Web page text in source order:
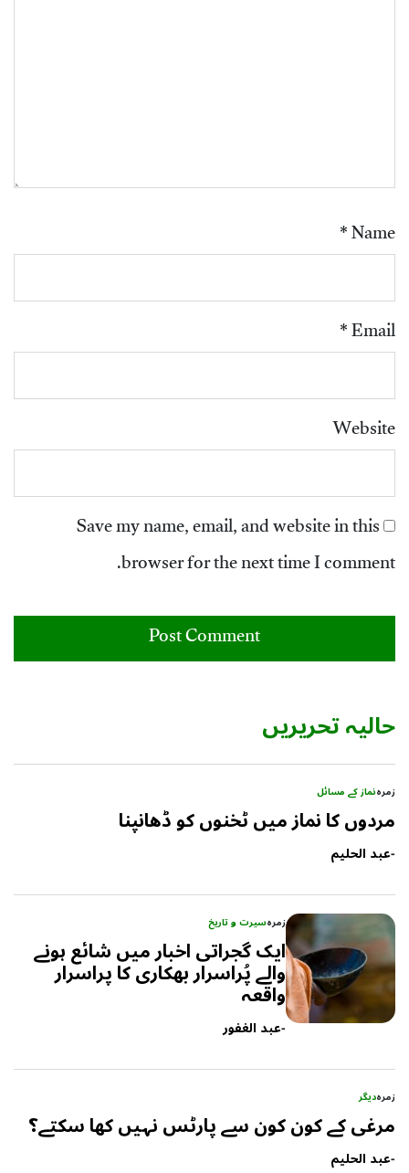
Name
*
Email
*
Website
Save my name, email, and website in this
browser for the next time I comment.
حالیہ تحریریں
زمرہنماز کے مسائل
مردوں کا نماز میں ٹخنوں کو ڈھانپنا
-عبد الحلیم
زمرہسیرت و تاریخ
ایک گجراتی اخبار میں شائع ہونے
والے پُراسرار بھکاری کا پراسرار
واقعہ
-عبد الغفور
زمرہدیگر
مرغی کے کون کون سے پارٹس نہیں کھا سکتے؟
-عبد الحلیم